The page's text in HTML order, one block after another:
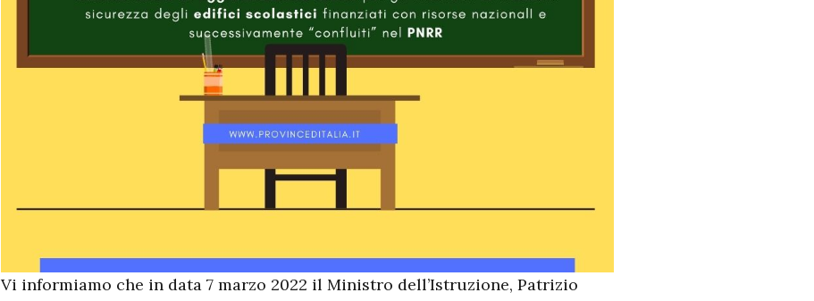
Vi informiamo che in data 7 marzo 2022 il Ministro dell’Istruzione, Patrizio